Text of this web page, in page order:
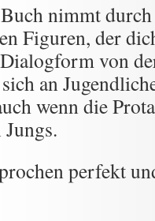
nimmt
Figuren, der
von
an
wenn die
perfekt